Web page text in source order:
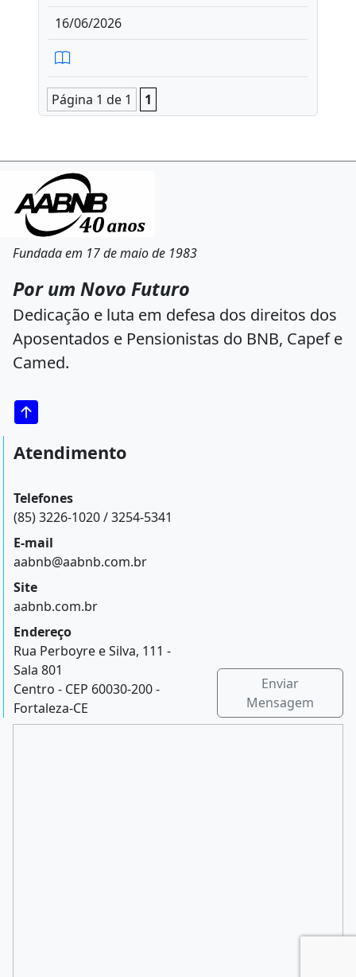
16/06/2026
Página 1 de 1 1
Fundada em 17 de maio de 1983
Por um Novo Futuro
Dedicação e luta em defesa dos direitos dos
Aposentados e Pensionistas do BNB, Capef e
Camed.
Atendimento
Telefones
(85) 3226-1020 / 3254-5341
E-mail
aabnb@aabnb.com.br
Site
aabnb.com.br
Endereço
Rua Perboyre e Silva, 111 -
Sala 801
Centro - CEP 60030-200 -
Fortaleza-CE
Enviar
Mensagem